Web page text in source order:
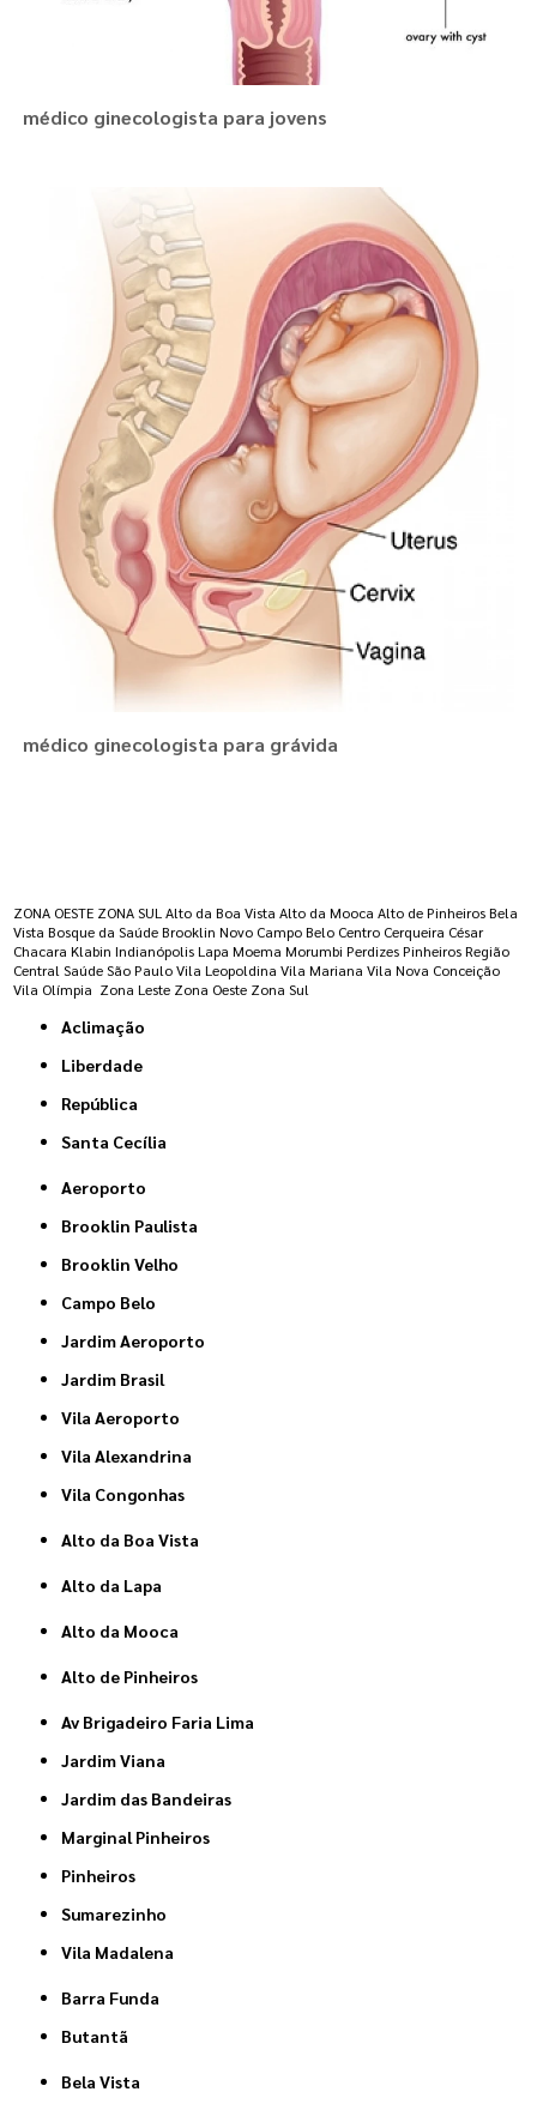
médico ginecologista para jovens
médico ginecologista para grávida
ZONA OESTE ZONA SUL Alto da Boa Vista Alto da Mooca Alto de Pinheiros Bela
Vista Bosque da Saúde Brooklin Novo Campo Belo Centro Cerqueira César
Chacara Klabin Indianópolis Lapa Moema Morumbi Perdizes Pinheiros Região
Central Saúde São Paulo Vila Leopoldina Vila Mariana Vila Nova Conceição
Vila Olímpia Zona Leste Zona Oeste Zona Sul
Aclimação
Liberdade
República
Santa Cecília
Aeroporto
Brooklin Paulista
Brooklin Velho
Campo Belo
Jardim Aeroporto
Jardim Brasil
Vila Aeroporto
Vila Alexandrina
Vila Congonhas
Alto da Boa Vista
Alto da Lapa
Alto da Mooca
Alto de Pinheiros
Av Brigadeiro Faria Lima
Jardim Viana
Jardim das Bandeiras
Marginal Pinheiros
Pinheiros
Sumarezinho
Vila Madalena
Barra Funda
Butantã
Bela Vista